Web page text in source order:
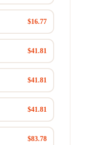
$16.77
$41.81
$41.81
$41.81
$83.78